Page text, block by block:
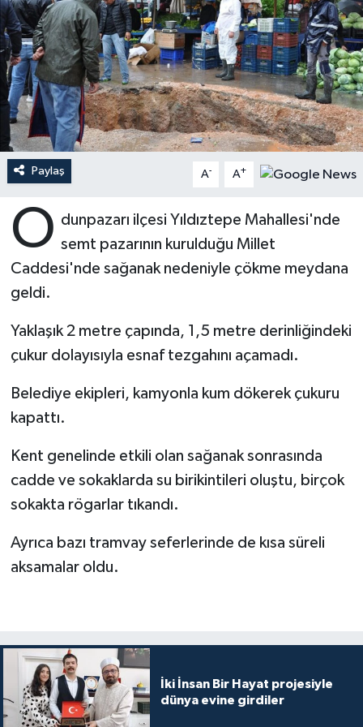
Paylaş A- A+
O dunpazarı ilçesi Yıldıztepe Mahallesi'nde
semt pazarının kurulduğu Millet
Caddesi'nde sağanak nedeniyle çökme meydana
geldi.
Yaklaşık 2 metre çapında, 1,5 metre derinliğindeki
çukur dolayısıyla esnaf tezgahını açamadı.
Belediye ekipleri, kamyonla kum dökerek çukuru
kapattı.
Kent genelinde etkili olan sağanak sonrasında
cadde ve sokaklarda su birikintileri oluştu, birçok
sokakta rögarlar tıkandı.
Ayrıca bazı tramvay seferlerinde de kısa süreli
aksamalar oldu.
İki İnsan Bir Hayat projesiyle
dünya evine girdiler
Ardahan Müftülüğü
Artvin Müftülüğü
Aydın Müftülüğü
Balıkesir Müftülüğü
Batman Müftülüğü
Bayburt Müftülüğü
Bingöl Müftülüğü
Bitlis Müftülüğü
Burdur Müftülüğü
Çanakkale Müftülüğü
Çorum Müftülüğü
Denizli Müftülüğü
Kudüs
Kurban
Mukabele
Peygamberimizin Hayatı
Sahabeler
Zekat
Hutbeler
DİYANET AKADEMİ
DİYANET GENÇLİK
DİYANET RADYO/TV
Dünya
Eğitim
Aile
Sağlık
Ekonomi
Podcast
Biyografiler
Diyanet TV